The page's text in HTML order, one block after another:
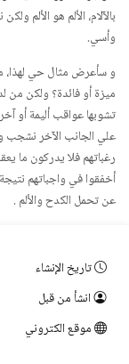
بالآلام، الألم هو الألم
وأسي.
و سأعرض مثال حي لهذا،
ميزة أو فائدة؟ ولكن من
تشوبها عواقب أليمة أو
علي الجانب الآخر نشجب
رغباتهم فلا يدركون ما
أخفقوا في واجباتهم
عن تحمل الكدح والألم .
تاريخ الإنشاء
انشأ من قبل
موقع الكتروني